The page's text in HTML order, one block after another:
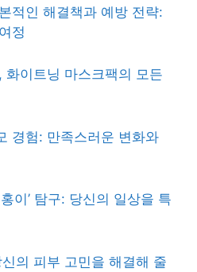
적인 해결책과 예방 전략:
정
화이트닝 마스크팩의 모든
경험: 만족스러운 변화와
이’ 탐구: 당신의 일상을 특
의 피부 고민을 해결해 줄